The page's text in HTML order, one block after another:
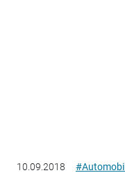
10.09.2018